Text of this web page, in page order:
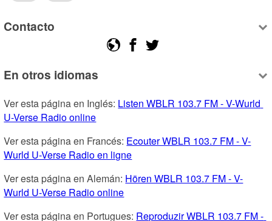
Contacto
En otros idiomas
Ver esta página en Inglés: Listen WBLR 103.7 FM - V-Wurld
U-Verse Radio online
Ver esta página en Francés: Ecouter WBLR 103.7 FM - V-
Wurld U-Verse Radio en ligne
Ver esta página en Alemán: Hören WBLR 103.7 FM - V-
Wurld U-Verse Radio online
Ver esta página en Portugues: Reproduzir WBLR 103.7 FM -